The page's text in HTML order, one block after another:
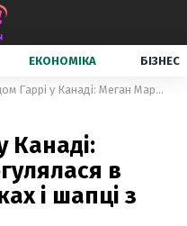
ЕКОНОМІКА БІЗНЕС
З принцом Гаррі у Канаді: Меган Маркл прогулялася в хутряних черевиках і шапці з помпоном
Канаді:
в
і шапці з